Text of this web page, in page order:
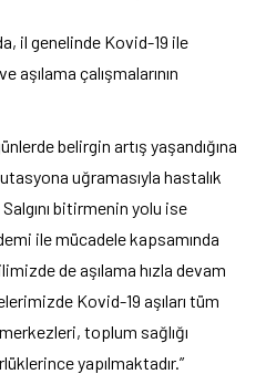
il genelinde Kovid-19 ile
çalışmalarının
belirgin artış yaşandığına
uğramasıyla hastalık
bitirmenin yolu ise
ile mücadele kapsamında
de aşılama hızla devam
Kovid-19 aşıları tüm
toplum sağlığı
yapılmaktadır.”